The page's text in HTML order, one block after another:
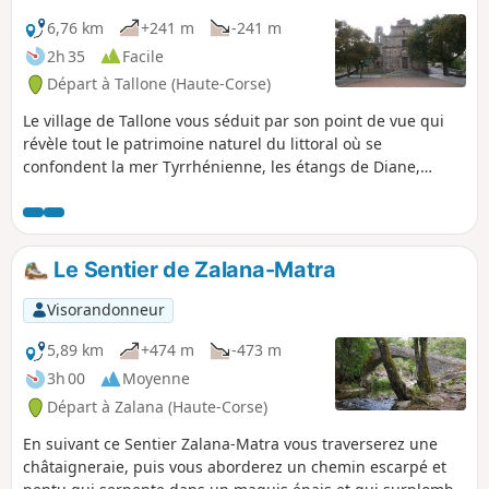
6,76 km
+241 m
-241 m
2h 35
Facile
Départ à Tallone (Haute-Corse)
Le village de Tallone vous séduit par son point de vue qui
révèle tout le patrimoine naturel du littoral où se
confondent la mer Tyrrhénienne, les étangs de Diane,
s’ouvre sur une place imposante où se dresse l’église
baroque de Saint-Cézaire, dont le parvis est construit avec
un type de roche particulier, le gneiss. Sa porte sculptée et
son clocher-tour sont admirables.
Le Sentier de Zalana-Matra
Visorandonneur
5,89 km
+474 m
-473 m
3h 00
Moyenne
Départ à Zalana (Haute-Corse)
En suivant ce Sentier Zalana-Matra vous traverserez une
châtaigneraie, puis vous aborderez un chemin escarpé et